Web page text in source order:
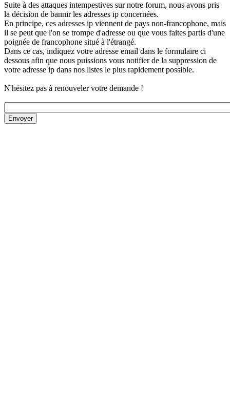
Suite à des attaques intempestives sur notre forum, nous avons pris
la décision de bannir les adresses ip concernées.
En principe, ces adresses ip viennent de pays non-francophone, mais
il se peut que l'on se trompe d'adresse ou que vous faites partis d'une
poignée de francophone situé à l'étrangé.
Dans ce cas, indiquez votre adresse email dans le formulaire ci
dessous afin que nous puissions vous notifier de la suppression de
votre adresse ip dans nos listes le plus rapidement possible.
N'hésitez pas à renouveler votre demande !